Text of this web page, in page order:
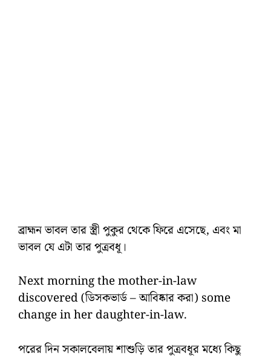
ব্রাহ্মন ভাবল তার স্ত্রী পুকুর থেকে ফিরে এসেছে, এবং মা
ভাবল যে এটা তার পুত্রবধূ।
Next morning the mother-in-law
discovered (ডিসকভার্ড – আবিষ্কার করা) some
change in her daughter-in-law.
পরের দিন সকালবেলায় শাশুড়ি তার পুত্রবধূর মধ্যে কিছু